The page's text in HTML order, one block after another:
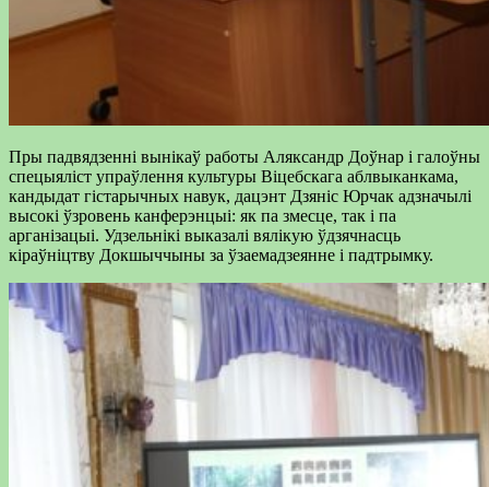
Пры падвядзенні вынікаў работы Аляксандр Доўнар і галоўны
спецыяліст упраўлення культуры Віцебскага аблвыканкама,
кандыдат гістарычных навук, дацэнт Дзяніс Юрчак адзначылі
высокі ўзровень канферэнцыі: як па змесце, так і па
арганізацыі. Удзельнікі выказалі вялікую ўдзячнасць
кіраўніцтву Докшыччыны за ўзаемадзеянне і падтрымку.